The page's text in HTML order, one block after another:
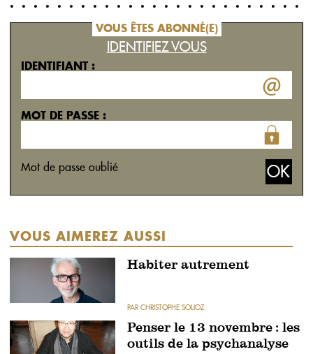
VOUS ÊTES ABONNÉ(E)
IDENTIFIEZ VOUS
IDENTIFIANT :
MOT DE PASSE :
Mot de passe oublié
VOUS AIMEREZ AUSSI
Habiter autrement
PAR CHRISTOPHE SOLIOZ
Penser le 13 novembre : les
outils de la psychanalyse